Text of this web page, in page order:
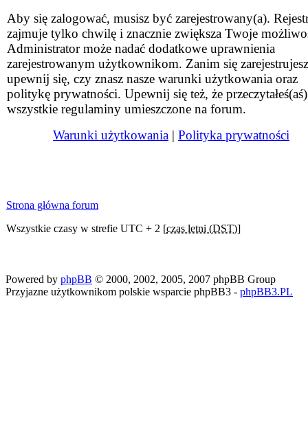
Aby się zalogować, musisz być zarejestrowany(a).
zajmuje tylko chwilę i znacznie zwiększa Twoje
Administrator może nadać dodatkowe uprawnienia
zarejestrowanym użytkownikom. Zanim się
upewnij się, czy znasz nasze warunki użytkowania oraz
politykę prywatności. Upewnij się też, że przeczytałeś(aś)
wszystkie regulaminy umieszczone na forum.
Warunki użytkowania | Polityka prywatności
Strona główna forum
Wszystkie czasy w strefie UTC + 2 [czas letni (DST)]
Powered by phpBB © 2000, 2002, 2005, 2007 phpBB Group
Przyjazne użytkownikom polskie wsparcie phpBB3 - phpBB3.PL